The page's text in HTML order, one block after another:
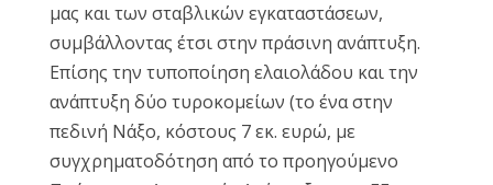
μας και των σταβλικών εγκαταστάσεων,
συμβάλλοντας έτσι στην πράσινη ανάπτυξη.
Επίσης την τυποποίηση ελαιολάδου και την
ανάπτυξη δύο τυροκομείων (το ένα στην
πεδινή Νάξο, κόστους 7 εκ. ευρώ, με
συγχρηματοδότηση από το προηγούμενο